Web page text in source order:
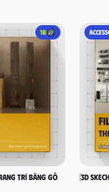
18
trang trí bằng gỗ [3D